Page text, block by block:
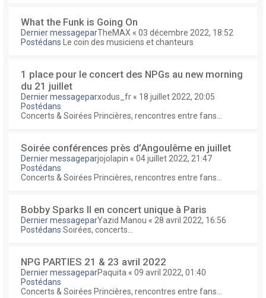
What the Funk is Going On
Dernier messageparTheMAX « 03 décembre 2022, 18:52
Postédans
Le coin des musiciens et chanteurs
1 place pour le concert des NPGs au new morning
du 21 juillet
Dernier messageparxodus_fr « 18 juillet 2022, 20:05
Postédans
Concerts & Soirées Princières, rencontres entre fans...
Soirée conférences près d’Angoulême en juillet
Dernier messageparjojolapin « 04 juillet 2022, 21:47
Postédans
Concerts & Soirées Princières, rencontres entre fans...
Bobby Sparks II en concert unique à Paris
Dernier messageparYazid Manou « 28 avril 2022, 16:56
Postédans Soirées, concerts...
NPG PARTIES 21 & 23 avril 2022
Dernier messageparPaquita « 09 avril 2022, 01:40
Postédans
Concerts & Soirées Princières, rencontres entre fans...